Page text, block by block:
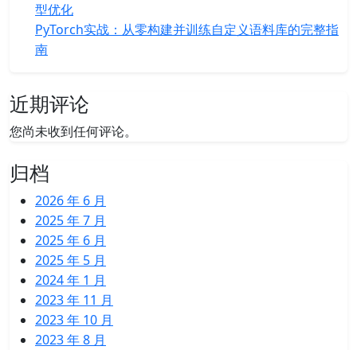
型优化
PyTorch实战：从零构建并训练自定义语料库的完整指
南
近期评论
您尚未收到任何评论。
归档
2026 年 6 月
2025 年 7 月
2025 年 6 月
2025 年 5 月
2024 年 1 月
2023 年 11 月
2023 年 10 月
2023 年 8 月